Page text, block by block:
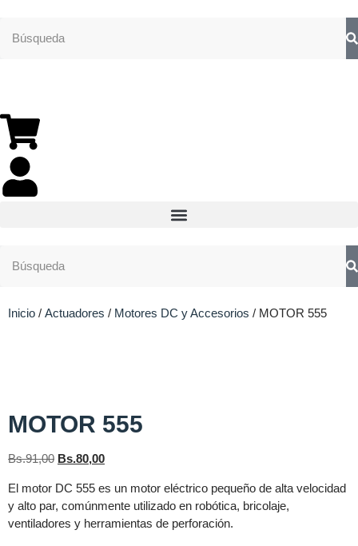
Inicio / Actuadores / Motores DC y Accesorios / MOTOR 555
MOTOR 555
Bs.91,00 Bs.80,00
El motor DC 555 es un motor eléctrico pequeño de alta velocidad
y alto par, comúnmente utilizado en robótica, bricolaje,
ventiladores y herramientas de perforación.